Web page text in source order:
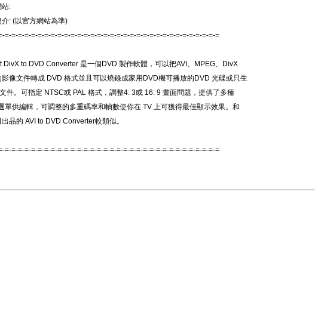
站:
介: (以官方網站為準)
=-=-=-=-=-=-=-=-=-=-=-=-=-=-=-=-=-=-=-=-=-=-=-=-=-=-=-=-=-=-=-=-=
DivX to DVD Converter 是一個DVD 製作軟體，可以把AVI、MPEG、DivX
影像文件轉成 DVD 格式並且可以燒錄成家用DVD機可播放的DVD 光碟或只生
件。可指定 NTSC或 PAL 格式，調整4: 3或 16: 9 畫面問題，提供了多種
單供編輯，可調整的多重碼率和幀數使你在 TV 上可獲得最佳顯示效果。和
出品的 AVI to DVD Converter較類似。
=-=-=-=-=-=-=-=-=-=-=-=-=-=-=-=-=-=-=-=-=-=-=-=-=-=-=-=-=-=-=-=-=